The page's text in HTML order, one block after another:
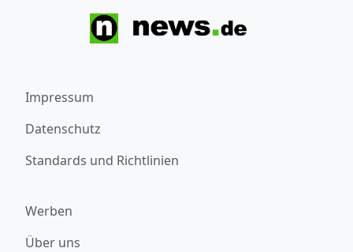
Impressum
Datenschutz
Standards und Richtlinien
Werben
Über uns